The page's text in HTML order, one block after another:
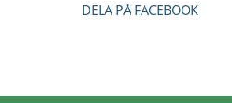
DELA PÅ FACEBOOK